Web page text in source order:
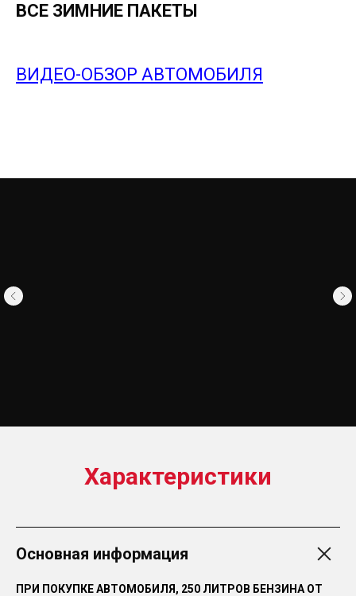
ВСЕ ЗИМНИЕ ПАКЕТЫ
ВИДЕО-ОБЗОР АВТОМОБИЛЯ
Характеристики
Основная информация
ПРИ ПОКУПКЕ АВТОМОБИЛЯ, 250 ЛИТРОВ БЕНЗИНА ОТ